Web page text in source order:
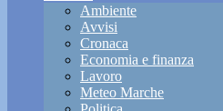
Ambiente
Avvisi
Cronaca
Economia e finanza
Lavoro
Meteo Marche